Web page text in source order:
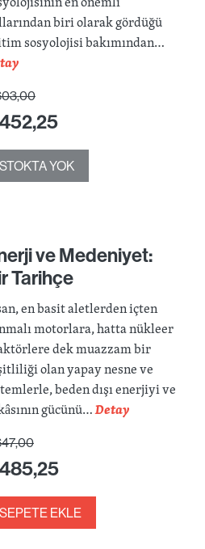
biri olarak gördüğü
sosyolojisi bakımından…
STOKTA YOK
ve Medeniyet:
Tarihçe
en basit aletlerden içten
motorlara, hatta nükleer
dek muazzam bir
olan yapay nesne ve
beden dışı enerjiyi ve
gücünü…Detay
SEPETE EKLE